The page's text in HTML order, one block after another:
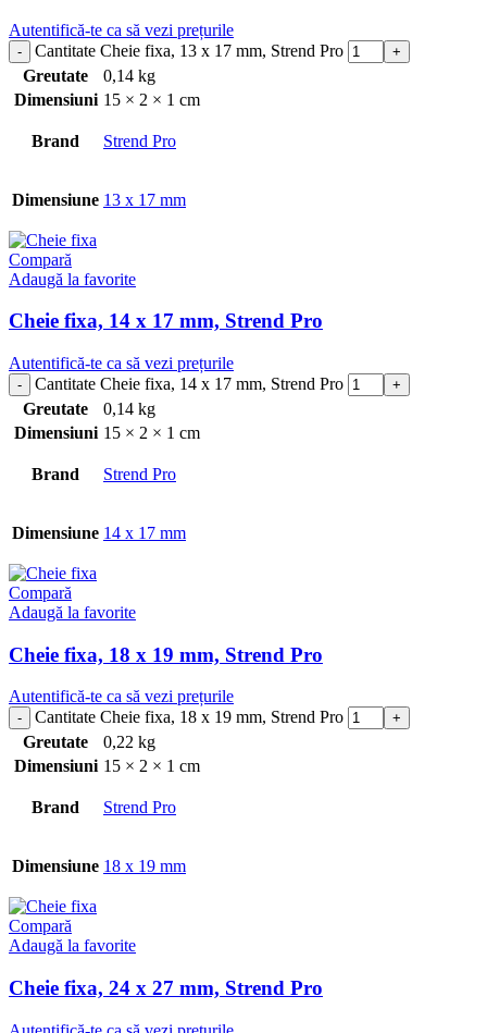
Autentifică-te ca să vezi prețurile
Cantitate Cheie fixa, 13 x 17 mm, Strend Pro
Greutate
0,14 kg
Dimensiuni 15 × 2 × 1 cm
Brand Strend Pro
Dimensiune 13 x 17 mm
Compară
Adaugă la favorite
Cheie fixa, 14 x 17 mm, Strend Pro
Autentifică-te ca să vezi prețurile
Cantitate Cheie fixa, 14 x 17 mm, Strend Pro
Greutate
0,14 kg
Dimensiuni 15 × 2 × 1 cm
Brand Strend Pro
Dimensiune 14 x 17 mm
Compară
Adaugă la favorite
Cheie fixa, 18 x 19 mm, Strend Pro
Autentifică-te ca să vezi prețurile
Cantitate Cheie fixa, 18 x 19 mm, Strend Pro
Greutate
0,22 kg
Dimensiuni 15 × 2 × 1 cm
Brand Strend Pro
Dimensiune 18 x 19 mm
Compară
Adaugă la favorite
Cheie fixa, 24 x 27 mm, Strend Pro